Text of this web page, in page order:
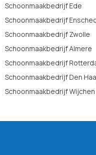
Schoonmaakbedrijf Ede
Schoonmaakbedrijf
Schoonmaakbedrijf Zwolle
Schoonmaakbedrijf Almere
Schoonmaakbedrijf
Schoonmaakbedrijf Den
Schoonmaakbedrijf Wijchen